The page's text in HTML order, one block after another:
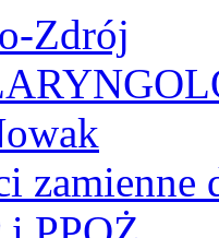
Zdrój